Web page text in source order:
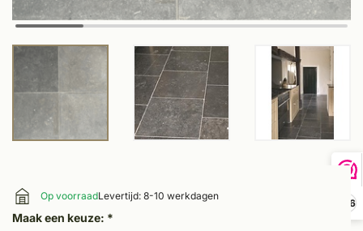
9,6
Op voorraadLevertijd: 8-10 werkdagen
Maak een keuze: *